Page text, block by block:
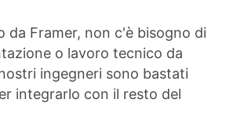
da Framer, non c'è bisogno di
o lavoro tecnico da
ingegneri sono bastati
integrarlo con il resto del